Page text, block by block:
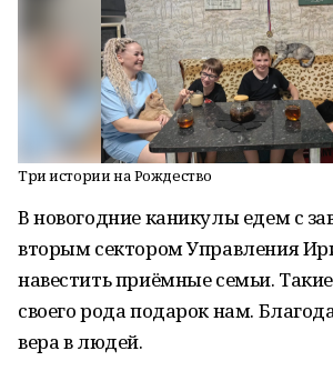
Три истории на Рождество
В новогодние каникулы едем с
вторым сектором Управления
навестить приёмные семьи.
своего рода подарок нам.
вера в людей.